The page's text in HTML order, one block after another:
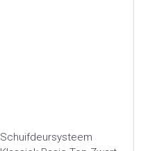
Schuifdeursysteem